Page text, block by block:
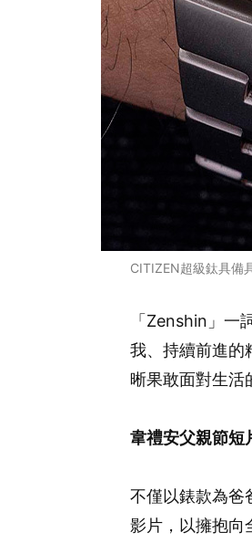
CITIZEN超級鈦具備
「Zenshin」一
我、持續前進的
晰果敢面對生活
韋禮安父親節短
不僅以錶款為爸
影片，以擁抱向